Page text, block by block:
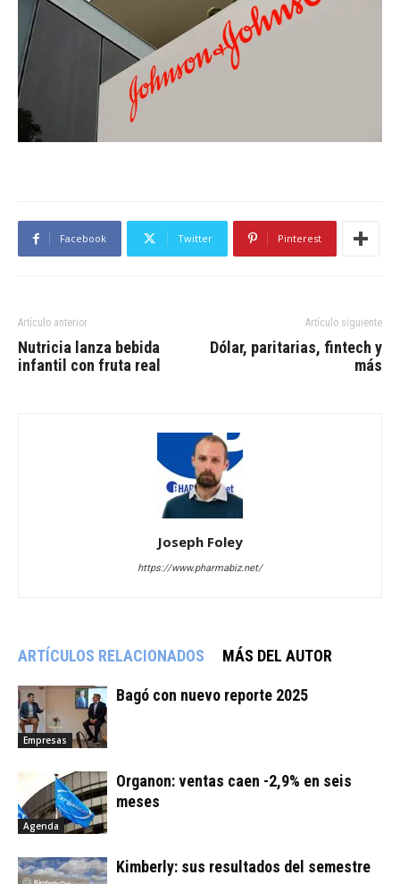
Facebook Twitter Pinterest
Artículo anterior
Nutricia lanza bebida
infantil con fruta real
Artículo siguiente
Dólar, paritarias, fintech y
más
Joseph Foley
https://www.pharmabiz.net/
ARTÍCULOS RELACIONADOS MÁS DEL AUTOR
Empresas
Bagó con nuevo reporte 2025
Agenda
Organon: ventas caen -2,9% en seis
meses
Kimberly: sus resultados del semestre